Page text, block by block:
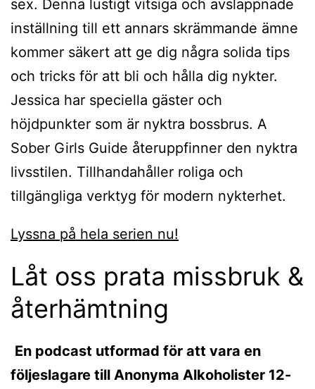
sex. Denna lustigt vitsiga och avslappnade
inställning till ett annars skrämmande ämne
kommer säkert att ge dig några solida tips
och tricks för att bli och hålla dig nykter.
Jessica har speciella gäster och
höjdpunkter som är nyktra bossbrus. A
Sober Girls Guide återuppfinner den nyktra
livsstilen. Tillhandahåller roliga och
tillgängliga verktyg för modern nykterhet.
Lyssna på hela serien nu!
Låt oss prata missbruk &
återhämtning
En podcast utformad för att vara en
följeslagare till Anonyma Alkoholister 12-